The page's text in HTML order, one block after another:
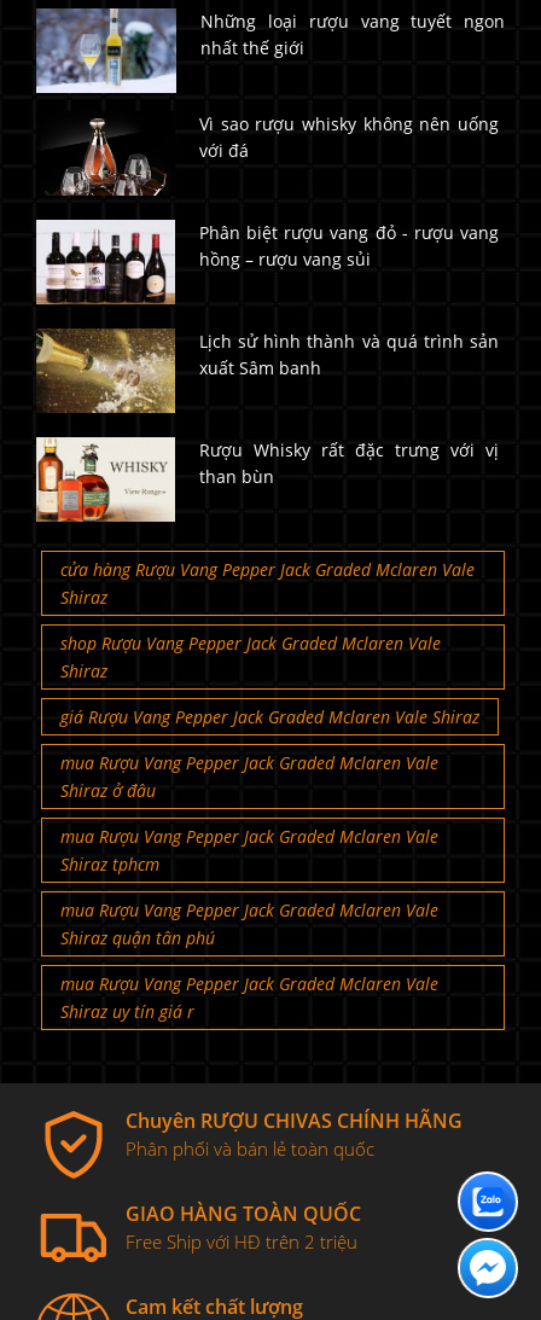
Những loại rượu vang tuyết ngon
nhất thế giới
Vì sao rượu whisky không nên uống
với đá
Phân biệt rượu vang đỏ - rượu vang
hồng – rượu vang sủi
Lịch sử hình thành và quá trình sản
xuất Sâm banh
Rượu Whisky rất đặc trưng với vị
than bùn
cửa hàng Rượu Vang Pepper Jack Graded Mclaren Vale
Shiraz
shop Rượu Vang Pepper Jack Graded Mclaren Vale
Shiraz
giá Rượu Vang Pepper Jack Graded Mclaren Vale Shiraz
mua Rượu Vang Pepper Jack Graded Mclaren Vale
Shiraz ở đâu
mua Rượu Vang Pepper Jack Graded Mclaren Vale
Shiraz tphcm
mua Rượu Vang Pepper Jack Graded Mclaren Vale
Shiraz quận tân phú
mua Rượu Vang Pepper Jack Graded Mclaren Vale
Shiraz uy tín giá r
Chuyên RƯỢU CHIVAS CHÍNH HÃNG
Phân phối và bán lẻ toàn quốc
GIAO HÀNG TOÀN QUỐC
Free Ship với HĐ trên 2 triệu
Cam kết chất lượng